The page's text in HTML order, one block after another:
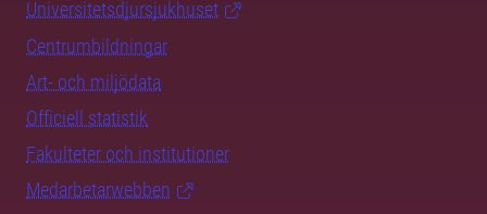
Universitetsdjursjukhuset
Centrumbildningar
Art- och miljödata
Officiell statistik
Fakulteter och institutioner
Medarbetarwebben